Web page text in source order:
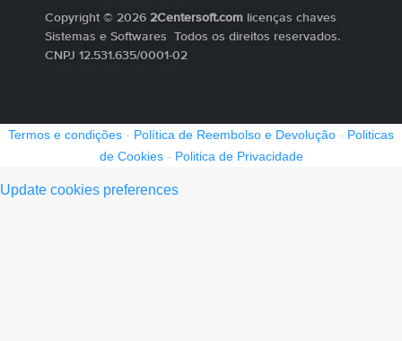
Copyright © 2026 2Centersoft.com licenças chaves
Sistemas e Softwares Todos os direitos reservados.
CNPJ 12.531.635/0001-02
Termos e condições - Política de Reembolso e Devolução - Politicas
de Cookies- Politica de Privacidade
Update cookies preferences